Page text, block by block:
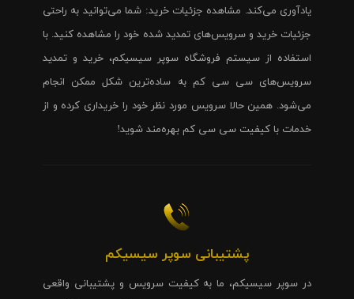
یادآوری می‌کند. مشاهده جزئیات خرید: شما می‌توانید به راحتی
جزئیات خرید و سرویس‌های تمدید شده خود را مشاهده کنید. با
استفاده از سیستم فروشگاه سوپر سیسیکم، خرید و تمدید
سرویس‌های سی سی کم به ساده‌ترین شکل ممکن انجام
می‌شود. همین حالا سرویس مورد نظر خود را خریداری کرده و از
خدمات با کیفیت سی سی کم بهره‌مند شوید!
پشتیبانی سوپر سیسیکم
در سوپر سیسیکم، ما به کیفیت سرویس و پشتیبانی واقعی